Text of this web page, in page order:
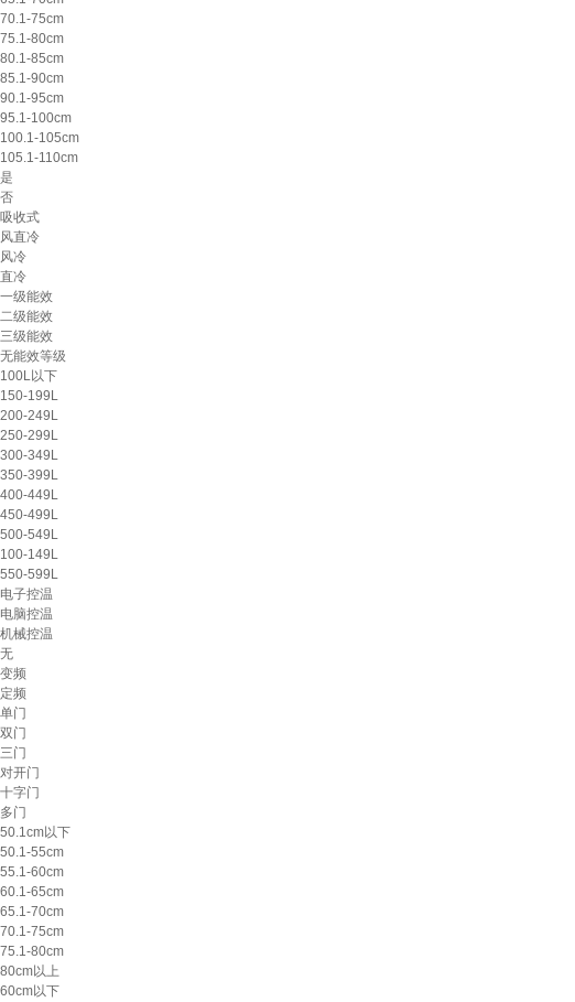
70.1-75cm
75.1-80cm
80.1-85cm
85.1-90cm
90.1-95cm
95.1-100cm
100.1-105cm
105.1-110cm
是
否
吸收式
风直冷
风冷
直冷
一级能效
二级能效
三级能效
无能效等级
100L以下
150-199L
200-249L
250-299L
300-349L
350-399L
400-449L
450-499L
500-549L
100-149L
550-599L
电子控温
电脑控温
机械控温
无
变频
定频
单门
双门
三门
对开门
十字门
多门
50.1cm以下
50.1-55cm
55.1-60cm
60.1-65cm
65.1-70cm
70.1-75cm
75.1-80cm
80cm以上
60cm以下